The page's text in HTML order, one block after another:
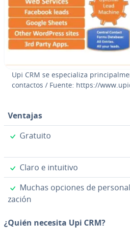
Upi CRM se es­pe­cia­li­za
contactos / Fuente: https://
Ventajas
✓
Gratuito
✓
Claro e intuitivo
✓
Muchas opciones de
za­ción
¿Quién necesita Upi CRM?